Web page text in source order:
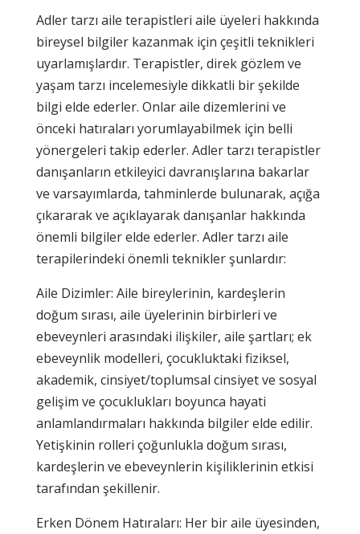
Adler tarzı aile terapistleri aile üyeleri hakkında
bireysel bilgiler kazanmak için çeşitli teknikleri
uyarlamışlardır. Terapistler, direk gözlem ve
yaşam tarzı incelemesiyle dikkatli bir şekilde
bilgi elde ederler. Onlar aile dizemlerini ve
önceki hatıraları yorumlayabilmek için belli
yönergeleri takip ederler. Adler tarzı terapistler
danışanların etkileyici davranışlarına bakarlar
ve varsayımlarda, tahminlerde bulunarak, açığa
çıkararak ve açıklayarak danışanlar hakkında
önemli bilgiler elde ederler. Adler tarzı aile
terapilerindeki önemli teknikler şunlardır:
Aile Dizimler: Aile bireylerinin, kardeşlerin
doğum sırası, aile üyelerinin birbirleri ve
ebeveynleri arasındaki ilişkiler, aile şartları; ek
ebeveynlik modelleri, çocukluktaki fiziksel,
akademik, cinsiyet/toplumsal cinsiyet ve sosyal
gelişim ve çocuklukları boyunca hayati
anlamlandırmaları hakkında bilgiler elde edilir.
Yetişkinin rolleri çoğunlukla doğum sırası,
kardeşlerin ve ebeveynlerin kişiliklerinin etkisi
tarafından şekillenir.
Erken Dönem Hatıraları: Her bir aile üyesinden,